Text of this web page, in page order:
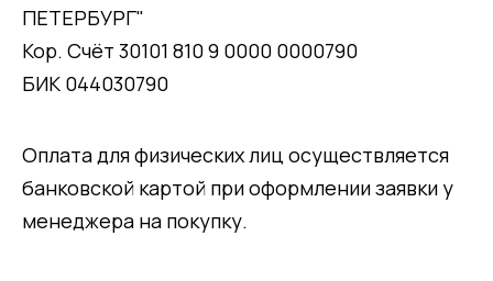
ПЕТЕРБУРГ"
Кор. Счёт 30101 810 9 0000 0000790
БИК 044030790
Оплата для физических лиц осуществляется
банковской картой при оформлении заявки у
менеджера на покупку.